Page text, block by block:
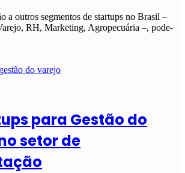
a outros segmentos de startups no Brasil –
RH, Marketing, Agropecuária –, pode-
para Gestão do
setor de